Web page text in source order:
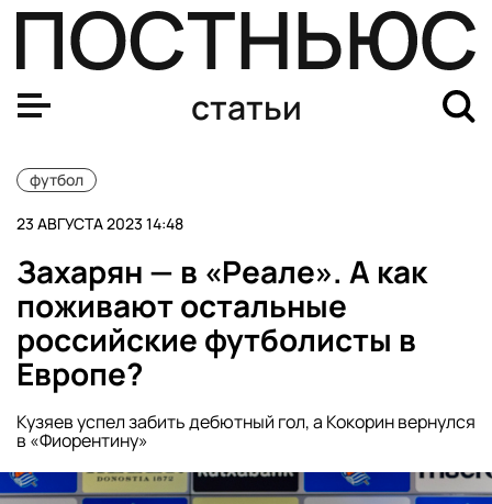
статьи
футбол
23 АВГУСТА 2023 14:48
Захарян — в «Реале». А как
поживают остальные
российские футболисты в
Европе?
Кузяев успел забить дебютный гол, а Кокорин вернулся
в «Фиорентину»
Скандал на женском мундиале. Глава испанской